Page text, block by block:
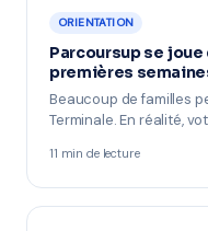
ORIENTATION
Parcoursup se joue
premières
Beaucoup de familles
Terminale. En réalité,
11 min de lecture